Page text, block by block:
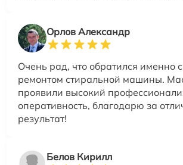
Орлов Александр
Очень рад, что обратился именно
ремонтом стиральной машины.
проявили высокий
оперативность, благодарю за
результат!
Белов Кирилл